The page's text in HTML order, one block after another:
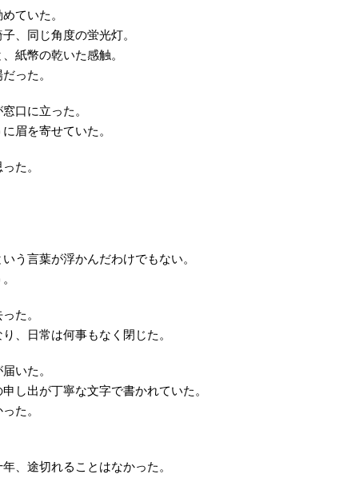
ていた。
、同じ角度の蛍光灯。
紙幣の乾いた感触。
った。
口に立った。
眉を寄せていた。
た。
う言葉が浮かんだわけでもない。
た。
、日常は何事もなく閉じた。
いた。
し出が丁寧な文字で書かれていた。
た。
、途切れることはなかった。